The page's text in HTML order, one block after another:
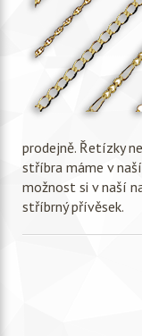
prodejně. Řetízky
stříbra máme v
možnost si v naší
stříbrný přívěsek.